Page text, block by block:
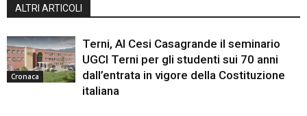
ALTRI ARTICOLI
Cronaca
Terni, Al Cesi Casagrande il seminario
UGCI Terni per gli studenti sui 70 anni
dall’entrata in vigore della Costituzione
italiana